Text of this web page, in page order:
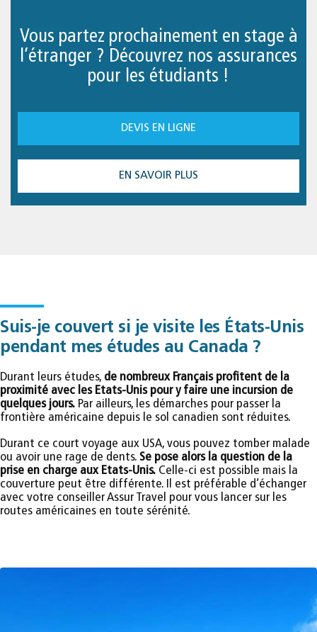
Vous partez prochainement en stage à
l’étranger ? Découvrez nos assurances
pour les étudiants !
DEVIS EN LIGNE
EN SAVOIR PLUS
Suis-je couvert si je visite les États-Unis
pendant mes études au Canada ?
Durant leurs études, de nombreux Français profitent de la
proximité avec les Etats-Unis pour y faire une incursion de
quelques jours. Par ailleurs, les démarches pour passer la
frontière américaine depuis le sol canadien sont réduites.
Durant ce court voyage aux USA, vous pouvez tomber malade
ou avoir une rage de dents. Se pose alors la question de la
prise en charge aux Etats-Unis. Celle-ci est possible mais la
couverture peut être différente. Il est préférable d’échanger
avec votre conseiller Assur Travel pour vous lancer sur les
routes américaines en toute sérénité.